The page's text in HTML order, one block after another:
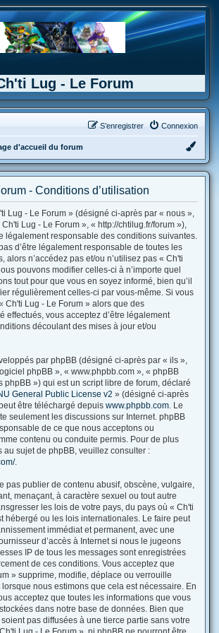
Lug - Le Forum
Connexion
S’enregistrer
d'accueil du forum
- Conditions d’utilisation
Lug - Le Forum » (désigné ci-après par « nous »,
Lug - Le Forum », « http://chtilug.fr/forum »),
légalement responsable des conditions suivantes.
d’être légalement responsable de toutes les
alors n’accédez pas et/ou n’utilisez pas « Ch'ti
pouvons modifier celles-ci à n’importe quel
tout pour que vous en soyez informé, bien qu’il
régulièrement celles-ci par vous-même. Si vous
Ch'ti Lug - Le Forum » alors que des
effectués, vous acceptez d’être légalement
découlant des mises à jour et/ou
par phpBB (désigné ci-après par « ils »,
phpBB », « www.phpbb.com », « phpBB
phpBB ») qui est un script libre de forum, déclaré
General Public License v2 » (désigné ci-après
être téléchargé depuis www.phpbb.com. Le
seulement les discussions sur Internet. phpBB
de ce que nous acceptons ou
contenu ou conduite permis. Pour de plus
au sujet de phpBB, veuillez consulter :
.
pas publier de contenu abusif, obscène, vulgaire,
menaçant, à caractère sexuel ou tout autre
les lois de votre pays, du pays où « Ch'ti
hébergé ou les lois internationales. Le faire peut
immédiat et permanent, avec une
d’accès à Internet si nous le jugeons
IP de tous les messages sont enregistrées
de ces conditions. Vous acceptez que
» supprime, modifie, déplace ou verrouille
lorsque nous estimons que cela est nécessaire. En
acceptez que toutes les informations que vous
dans notre base de données. Bien que
pas diffusées à une tierce partie sans votre